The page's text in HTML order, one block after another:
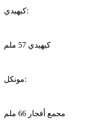
كيهيدي:
كيهيدي 57 ملم
مونكل:
مجمع أفجار 66 ملم